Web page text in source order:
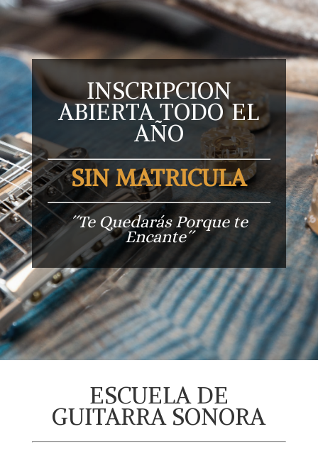
INSCRIPCION
ABIERTA TODO EL
AÑO
SIN MATRICULA
´´Te Quedarás Porque te
Encante´´
ESCUELA DE
GUITARRA SONORA